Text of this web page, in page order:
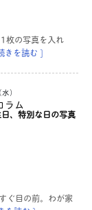
枚の写真を入れ
を読む ]
）
ラム
、特別な日の写真
ぐ目の前。わが家